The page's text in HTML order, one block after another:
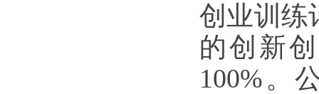
创业训练
的创新
100%。